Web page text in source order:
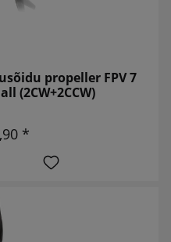
propeller FPV 7
(2CW+2CCW)
*